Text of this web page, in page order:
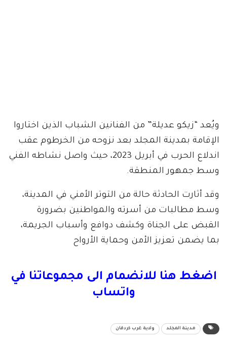
ويُعد “زيكو عديلة” من الفنانين الشباب الذين اختاروا
الإقامة بمدينة المجلد بعد نزوحه من الخرطوم عقب
اندلاع الحرب في أبريل 2023، حيث واصل نشاطه الفني
وسط جمهور المنطقة.
وقد أثارت الحادثة حالة من التوتر الأمني في المدينة،
وسط مطالبات من أسرته والمواطنين بضرورة
القبض على الجناة وكشف دوافع وأسباب الجريمة،
بما يضمن تعزيز الأمن وحماية الأرواح
اضغط هنا للانضمام الى مجموعاتنا في
واتساب
مدينة المجلد ولاية غرب كردفان